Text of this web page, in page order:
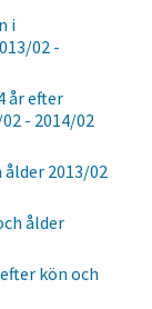
i
02 -
år efter
- 2014/02
2013/02
ålder
kön och